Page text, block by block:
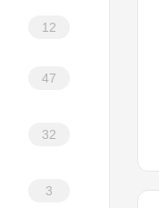
12
47
32
3